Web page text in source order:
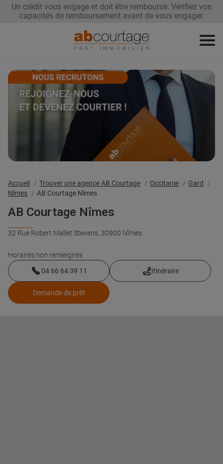
Un crédit vous engage et doit être remboursé. Vérifiez vos
capacités de remboursement avant de vous engager.
Demandez
votre prêt
Renégociez
votre taux
Trouvez
une agence
Devenez
franchisé
Accueil Trouver une agence AB Courtage Occitanie
Gard
Nîmes
AB Courtage Nîmes
AB Courtage Nîmes
32 Rue Robert Mallet Stevens, 30900 Nîmes
Horaires non renseignés
04 66 64 39 11
Itinéraire
Demande de prêt